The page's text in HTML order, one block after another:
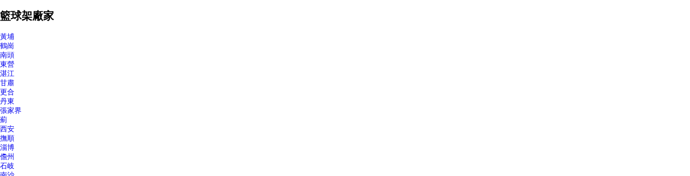
籃球架廠家
黃埔
鶴崗
南頭
東營
湛江
甘肅
更合
丹東
張家界
薊
西安
撫順
淄博
儋州
石岐